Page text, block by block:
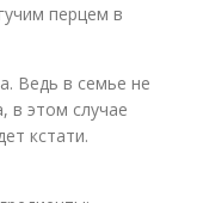
перцем в
Ведь в семье не
в этом случае
кстати.